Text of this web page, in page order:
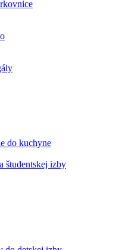
do kuchyne
študentskej izby